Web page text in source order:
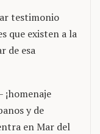
testimonio
que existen a la
de esa
¡homenaje
y de
en Mar del